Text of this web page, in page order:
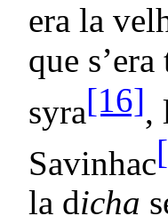
era la
que
syra[16],
Savinhac
la dicha